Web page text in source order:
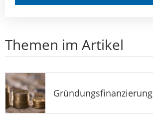
Themen im Artikel
Gründungsfinanzierung